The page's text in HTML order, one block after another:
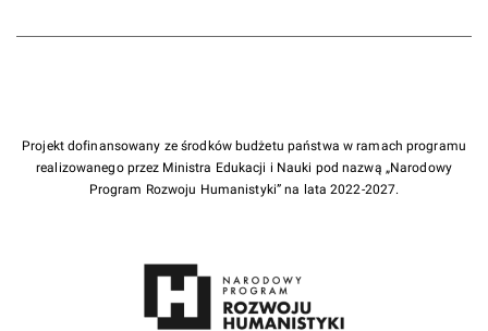
Projekt dofinansowany ze środków budżetu państwa w ramach programu
realizowanego przez Ministra Edukacji i Nauki pod nazwą „Narodowy
Program Rozwoju Humanistyki” na lata 2022-2027.